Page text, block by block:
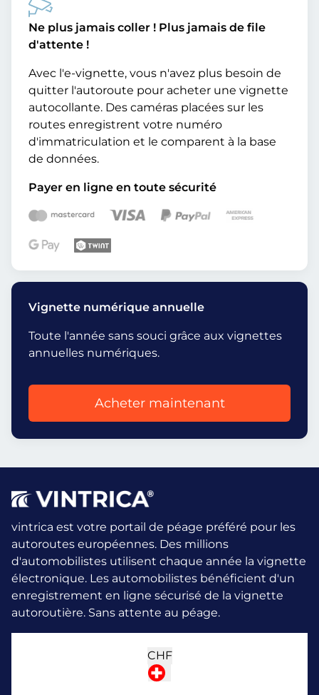
Ne plus jamais coller ! Plus jamais de file
d'attente !
Avec l'e-vignette, vous n'avez plus besoin de
quitter l'autoroute pour acheter une vignette
autocollante. Des caméras placées sur les
routes enregistrent votre numéro
d'immatriculation et le comparent à la base
de données.
Payer en ligne en toute sécurité
Vignette numérique annuelle
Toute l'année sans souci grâce aux vignettes
annuelles numériques.
Acheter maintenant
vintrica est votre portail de péage préféré pour les
autoroutes européennes. Des millions
d'automobilistes utilisent chaque année la vignette
électronique. Les automobilistes bénéficient d'un
enregistrement en ligne sécurisé de la vignette
autoroutière. Sans attente au péage.
CHF